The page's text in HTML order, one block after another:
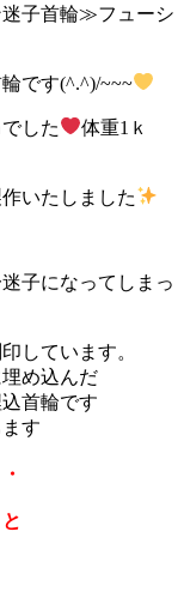
子首輪≫フューシ
です(^.^)/~~~
した
体重1ｋ
いたしました
子になってしまっ
しています。
め込んだ
首輪です
す